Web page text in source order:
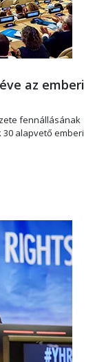
az emberi
fennállásának
alapvető emberi